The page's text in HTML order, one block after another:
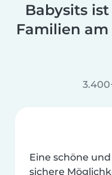
Babysits
Familien
Eine schöne und
sichere